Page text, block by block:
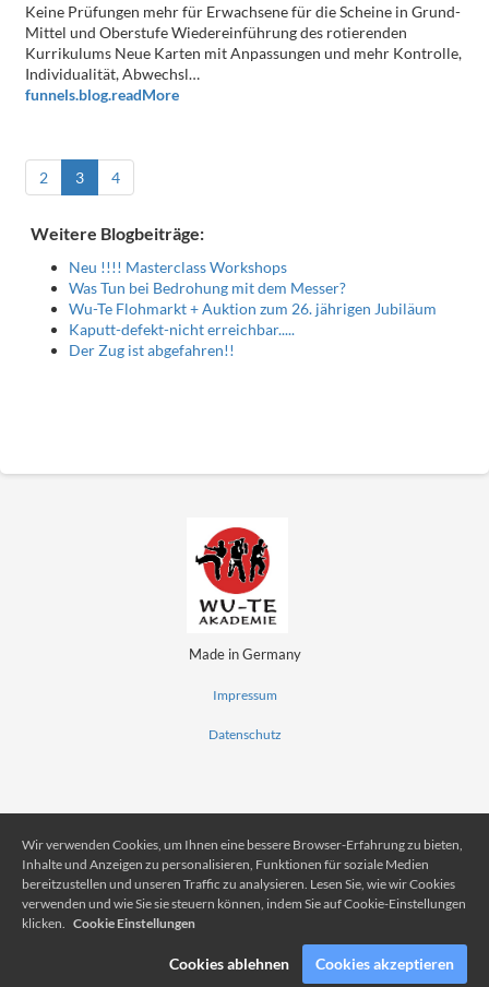
Keine Prüfungen mehr für Erwachsene für die Scheine in Grund-
Mittel und Oberstufe Wiedereinführung des rotierenden
Kurrikulums Neue Karten mit Anpassungen und mehr Kontrolle,
Individualität, Abwechsl…
funnels.blog.readMore
2 3 4
Weitere Blogbeiträge:
Neu !!!! Masterclass Workshops
Was Tun bei Bedrohung mit dem Messer?
Wu-Te Flohmarkt + Auktion zum 26. jährigen Jubiläum
Kaputt-defekt-nicht erreichbar.....
Der Zug ist abgefahren!!
Made in Germany
Impressum
Datenschutz
Wir verwenden Cookies, um Ihnen eine bessere Browser-Erfahrung zu bieten,
Inhalte und Anzeigen zu personalisieren, Funktionen für soziale Medien
bereitzustellen und unseren Traffic zu analysieren. Lesen Sie, wie wir Cookies
verwenden und wie Sie sie steuern können, indem Sie auf Cookie-Einstellungen
klicken. Cookie Einstellungen
Cookies ablehnen Cookies akzeptieren